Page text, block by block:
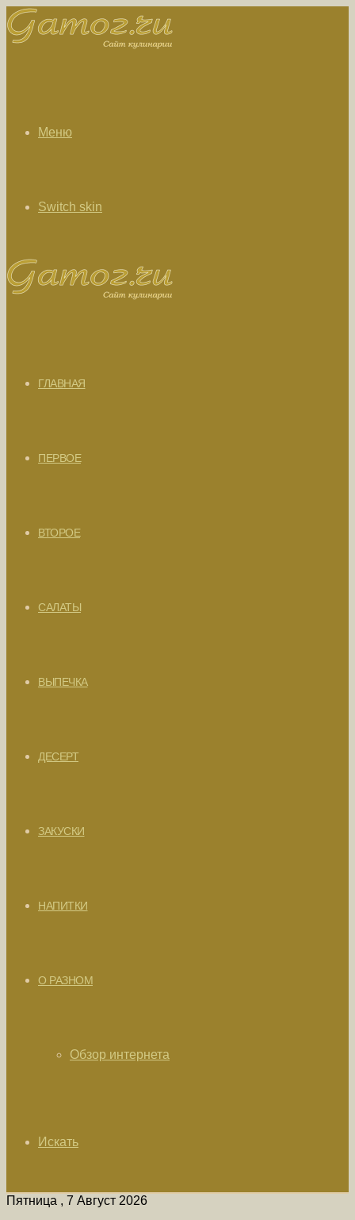
Меню
Switch skin
ГЛАВНАЯ
ПЕРВОЕ
ВТОРОЕ
САЛАТЫ
ВЫПЕЧКА
ДЕСЕРТ
ЗАКУСКИ
НАПИТКИ
О РАЗНОМ
Обзор интернета
Искать
Пятница , 7 Август 2026